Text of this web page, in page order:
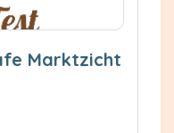
Marktzicht